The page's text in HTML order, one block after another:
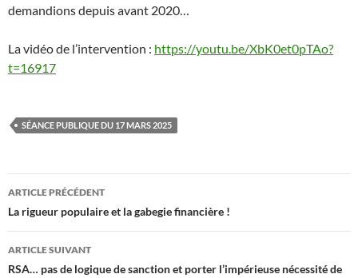
demandions depuis avant 2020…
La vidéo de l’intervention : https://youtu.be/XbK0et0pTAo?
t=16917
SÉANCE PUBLIQUE DU 17 MARS 2025
Navigation
des
articles
ARTICLE PRÉCÉDENT
La rigueur populaire et la gabegie financière !
ARTICLE SUIVANT
RSA… pas de logique de sanction et porter l’impérieuse nécessité de